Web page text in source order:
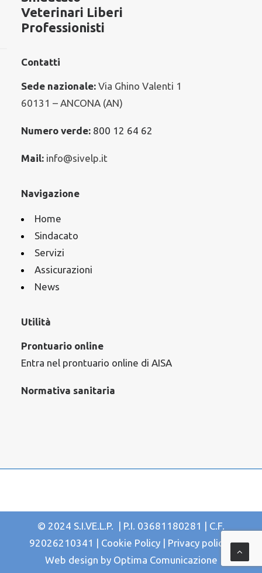
Veterinari Liberi
Professionisti
Contatti
Sede nazionale: Via Ghino Valenti 1
60131 – ANCONA (AN)
Numero verde: 800 12 64 62
Mail: info@sivelp.it
Navigazione
Home
Sindacato
Servizi
Assicurazioni
News
Utilità
Prontuario online
Entra nel prontuario online di AISA
Normativa sanitaria
© 2024 S.I.VE.L.P. | P.I. 03681180281 | C.F.
92026210341 | Cookie Policy | Privacy policy
|
Web design by Optima Comunicazione